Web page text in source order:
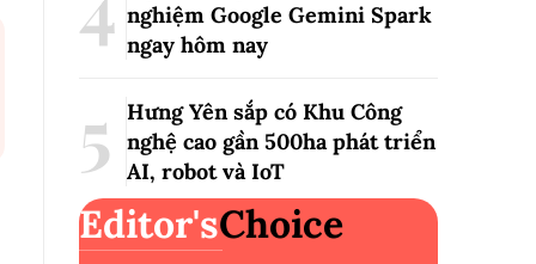
nghiệm Google Gemini Spark
ngay hôm nay
Hưng Yên sắp có Khu Công
nghệ cao gần 500ha phát triển
AI, robot và IoT
Editor'sChoice